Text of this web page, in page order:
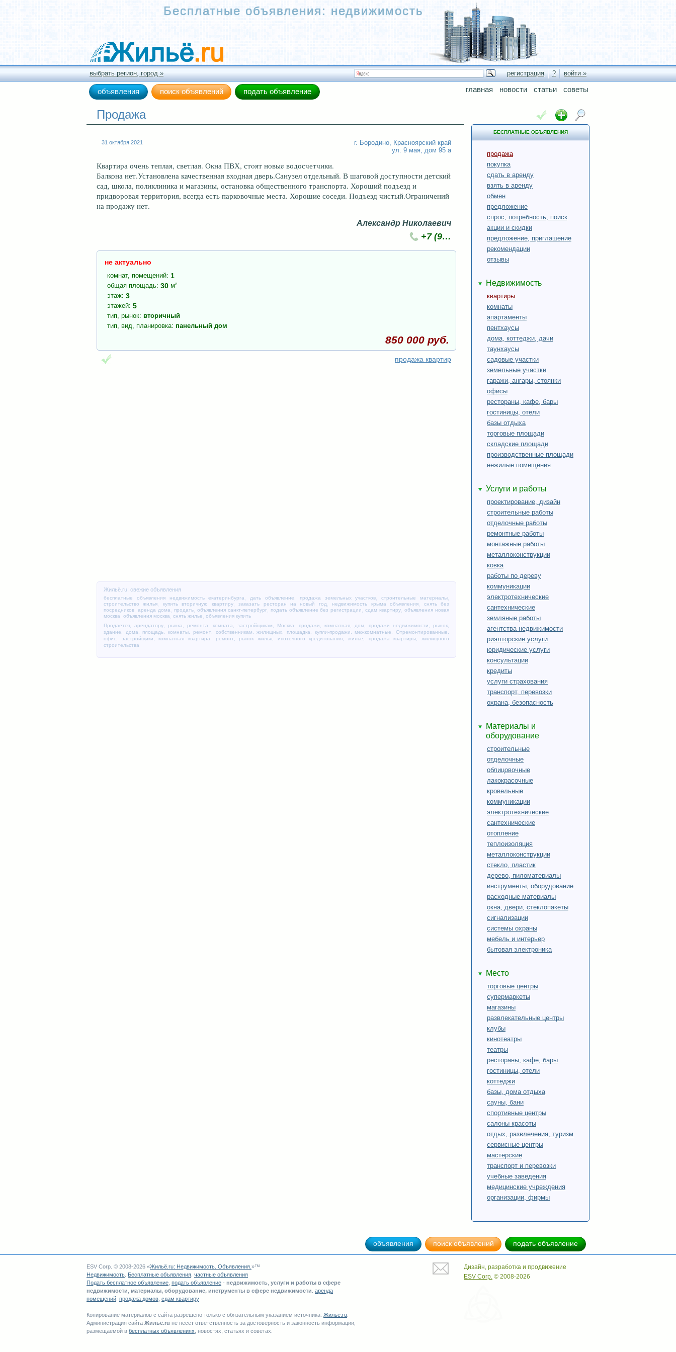
р
о
п
а
я
Бесплатные объявления: недвижимость
выбрать регион, город » регистрация ? войти »
объявления поиск объявлений подать объявление главная новости статьи советы
Продажа
31 октября 2021 г. Бородино, Красноярский край
ул. 9 мая, дом 95 а
Квартира очень теплая, светлая. Окна ПВХ, стoят новыe водосчетчики.
Балкона нет.Установлена качественная входная дверь.Санузел отдельный. В шаговой доступности детский
сад, школа, поликлиника и магазины, остановка общественного транспорта. Хороший подъезд и
придворовая территория, всегда есть парковочные места. Хорошие соседи. Подъезд чистый.Ограничений
на продажу нет.
Александр Николаевич
+7 (9…
не актуально
комнат, помещений: 1
общая площадь: 30 м²
этаж: 3
этажей: 5
тип, рынок: вторичный
тип, вид, планировка: панельный дом
850 000 руб.
продажа квартир
Жильё.ru: свежие объявления
бесплатные объявления недвижимость екатеринбурга ,дать объявление продажа земельных участков ,строительные материалы
строительство жилья
купить вторичную квартиру,заказать ресторан на новый год, недвижимость крыма объявления
снять без
посредников
аренда дома, продать, объявления санкт-петербург подать объявление без регистрации ,сдам квартиру ,объявления новая
москва
объявления москва снять жилье
объявления купить
Продается
арендатору рынка ремонта комната застройщикам Москва продажи комнатная дом продажи недвижимости рынок
здание
дома, площадь ,комнаты ремонт собственникам ,жилищных площадка купли-продажи межкомнатные ,Отремонтированные
офис
застройщики ,комнатная квартира, ремонт ,рынок жилья ипотечного кредитования ,жилье продажа квартиры ,жилищного
строительства
БЕСПЛАТНЫЕ ОБЪЯВЛЕНИЯ
продажа
покупка
сдать в аренду
взять в аренду
обмен
предложение
спрос, потребность, поиск
акции и скидки
предложение, приглашение
рекомендации
отзывы
Недвижимость
квартиры
комнаты
апартаменты
пентхаусы
дома, коттеджи, дачи
таунхаусы
садовые участки
земельные участки
гаражи, ангары, стоянки
офисы
рестораны, кафе, бары
гостиницы, отели
базы отдыха
торговые площади
складские площади
производственные площади
нежилые помещения
Услуги и работы
проектирование, дизайн
строительные работы
отделочные работы
ремонтные работы
монтажные работы
металлоконструкции
ковка
работы по дереву
коммуникации
электротехнические
сантехнические
земляные работы
агентства недвижимости
риэлторские услуги
юридические услуги
консультации
кредиты
услуги страхования
транспорт, перевозки
охрана, безопасность
Материалы и
оборудование
строительные
отделочные
облицовочные
лакокрасочные
кровельные
коммуникации
электротехнические
сантехнические
отопление
теплоизоляция
металлоконструкции
стекло, пластик
дерево, пиломатериалы
инструменты, оборудование
расходные материалы
окна, двери, стеклопакеты
сигнализации
системы охраны
мебель и интерьер
бытовая электроника
Место
торговые центры
супермаркеты
магазины
развлекательные центры
клубы
кинотеатры
театры
рестораны, кафе, бары
гостиницы, отели
коттеджи
базы, дома отдыха
сауны, бани
спортивные центры
салоны красоты
отдых, развлечения, туризм
сервисные центры
мастерские
транспорт и перевозки
учебные заведения
медицинские учреждения
организации, фирмы
объявления поиск объявлений подать объявление
ESV Corp. © 2008-2026 «Жильё.ru: Недвижимость Объявления »™
Недвижимость Бесплатные объявления частные объявления
Подать бесплатное объявление подать объявление - недвижимость услуги и работы в сфере
недвижимости материалы, оборудование, инструменты в сфере недвижимости аренда
помещений продажа домов сдам квартиру
Копирование материалов с сайта разрешено только с обязательным указанием источника: Жильё.ru
Администрация сайта Жильё.ru не несет ответственность за достоверность и законность информации,
размещаемой в бесплатных объявлениях , новостях, статьях и советах.
Дизайн, разработка и продвижение
ESV Corp. © 2008-2026